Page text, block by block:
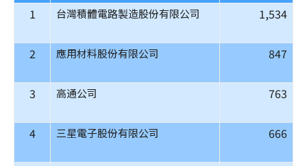
1 台灣積體電路製造股份有限公司 1,534
2 應用材料股份有限公司 847
3 高通公司 763
4 三星電子股份有限公司 666